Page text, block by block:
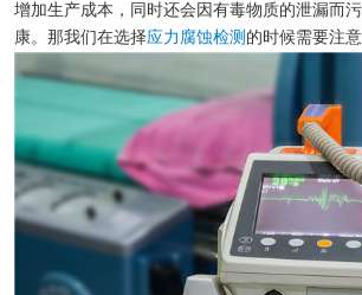
增加生产成本，同时还会因有毒物质的泄漏而
康。那我们在选择应力腐蚀检测 的时候需要注